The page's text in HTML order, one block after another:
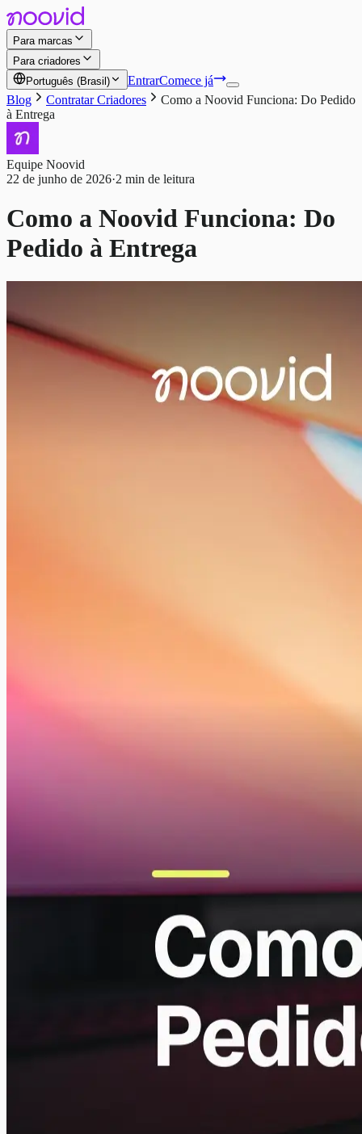
Para marcas
Para criadores
Português (Brasil)
EntrarComece já
Blog
Contratar Criadores
Como a Noovid Funciona: Do Pedido
à Entrega
Equipe Noovid
22 de junho de 2026·2 min de leitura
Como a Noovid Funciona: Do
Pedido à Entrega